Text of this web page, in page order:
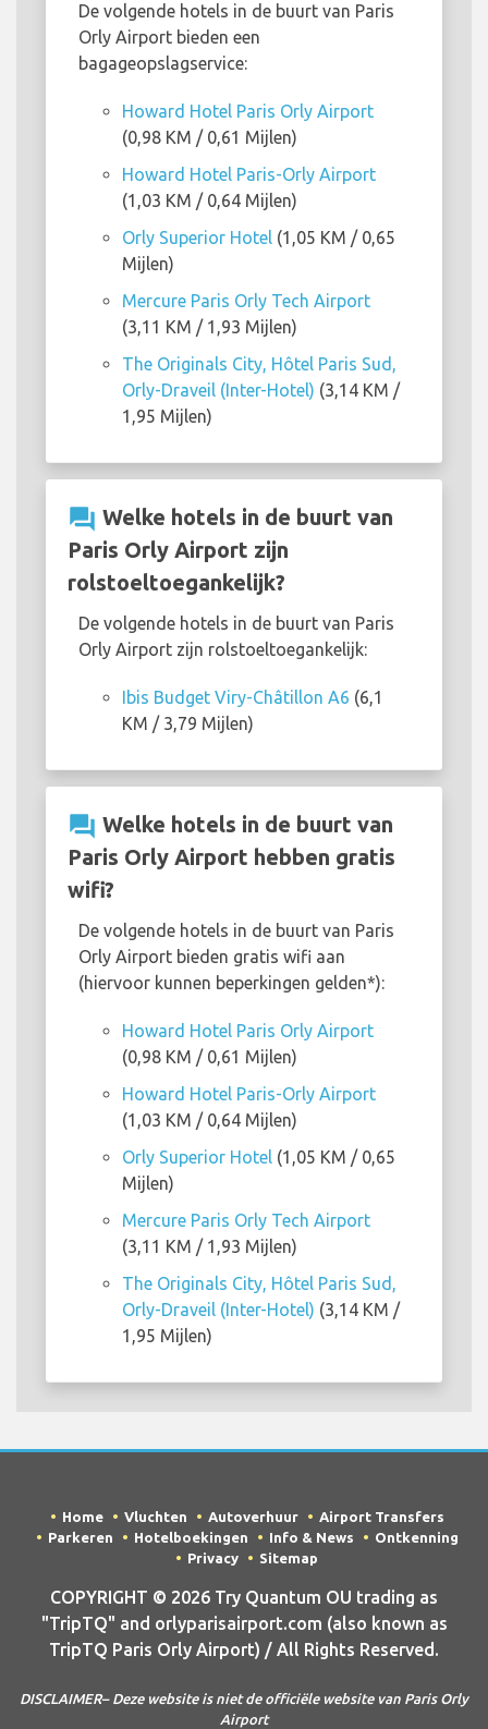
De volgende hotels in de buurt van Paris
Orly Airport bieden een
bagageopslagservice:
Howard Hotel Paris Orly Airport
(0,98 KM / 0,61 Mijlen)
Howard Hotel Paris-Orly Airport
(1,03 KM / 0,64 Mijlen)
Orly Superior Hotel (1,05 KM / 0,65
Mijlen)
Mercure Paris Orly Tech Airport
(3,11 KM / 1,93 Mijlen)
The Originals City, Hôtel Paris Sud,
Orly-Draveil (Inter-Hotel) (3,14 KM /
1,95 Mijlen)
question_answer Welke hotels in de buurt van
Paris Orly Airport zijn
rolstoeltoegankelijk?
De volgende hotels in de buurt van Paris
Orly Airport zijn rolstoeltoegankelijk:
Ibis Budget Viry-Châtillon A6 (6,1
KM / 3,79 Mijlen)
question_answer Welke hotels in de buurt van
Paris Orly Airport hebben gratis
wifi?
De volgende hotels in de buurt van Paris
Orly Airport bieden gratis wifi aan
(hiervoor kunnen beperkingen gelden*):
Howard Hotel Paris Orly Airport
(0,98 KM / 0,61 Mijlen)
Howard Hotel Paris-Orly Airport
(1,03 KM / 0,64 Mijlen)
Orly Superior Hotel (1,05 KM / 0,65
Mijlen)
Mercure Paris Orly Tech Airport
(3,11 KM / 1,93 Mijlen)
The Originals City, Hôtel Paris Sud,
Orly-Draveil (Inter-Hotel) (3,14 KM /
1,95 Mijlen)
Home Vluchten Autoverhuur
Airport Transfers
Parkeren
Hotelboekingen Info & News
Ontkenning
Privacy
Sitemap
COPYRIGHT © 2026 Try Quantum OU trading as
"TripTQ" and orlyparisairport.com (also known as
TripTQ Paris Orly Airport) / All Rights Reserved.
DISCLAIMER– Deze website is niet de officiële website van Paris Orly
Airport